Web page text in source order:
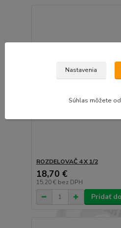
ROZDELOVAČ 4 X 1/2
18,70 €
15,20 € bez DPH
Pridať
Nastavenia
Súhlas môžete